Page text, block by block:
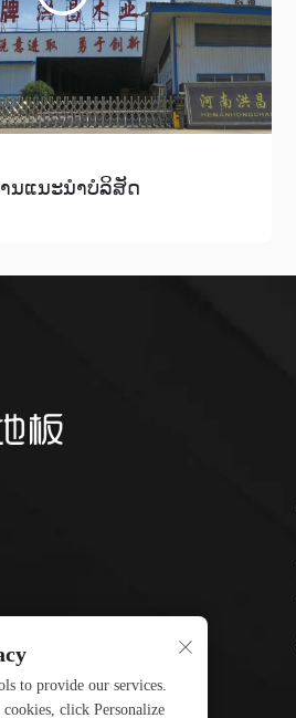
ນແນະນຳບໍລິສັດ
to provide our services.
click Personalize